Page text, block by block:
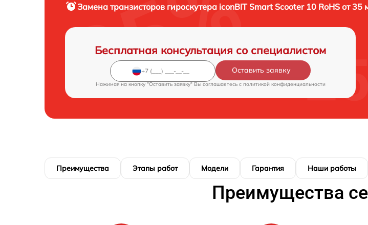
Замена транзисторов гироскутера iconBIT Smart Scooter 10 RoHS от 35
Бесплатная консультация со специалистом
Оставить заявку
Нажимая на кнопку "Оставить заявку" Вы соглашаетесь c политикой конфиденциальности
Преимущества Этапы работ Модели Гарантия Наши работы
Преимущества